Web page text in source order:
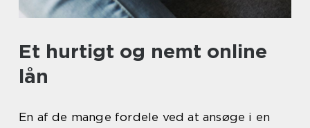
Et hurtigt og nemt online
lån
En af de mange fordele ved at ansøge i en